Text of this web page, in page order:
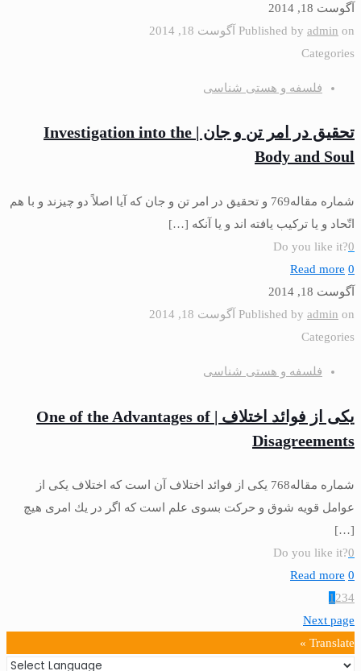
آگوست 18, 2014
Published by admin on
آگوست 18, 2014
Categories
فلسفه و هستی شناسی
تحقیق در امر تن و جان | Investigation into the
Body and Soul
شماره مقاله769 و تحقیق در امر تن و جان كه آیا اصلاً دو چیزند و با هم
اتّحاد و یا تركیب یافته‏ اند و یا آنكه […]
Do you like it?0
0
Read more
آگوست 18, 2014
Published by admin on
آگوست 18, 2014
Categories
فلسفه و هستی شناسی
یکی از فوائد اختلاف | One of the Advantages of
Disagreements
شماره مقاله768 یكى از فوائد اختلاف آن است كه اختلاف یكى از
عوامل قویه شوق و حركت بسوى علم است كه اگر در یك امرى هیچ
[…]
Do you like it?0
0
Read more
1234
Next page
Translate »